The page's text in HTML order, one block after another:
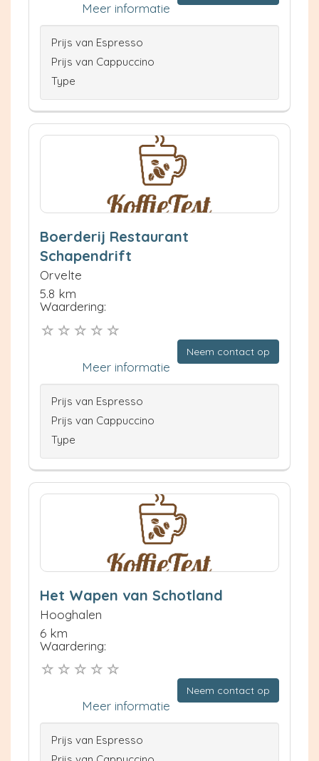
Meer informatie
Prijs van Espresso
Prijs van Cappuccino
Type
Boerderij Restaurant
Schapendrift
Orvelte
5.8 km
Waardering:
Neem contact op
Meer informatie
Prijs van Espresso
Prijs van Cappuccino
Type
Het Wapen van Schotland
Hooghalen
6 km
Waardering:
Neem contact op
Meer informatie
Prijs van Espresso